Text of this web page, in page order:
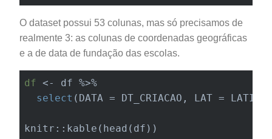
O dataset possui 53 colunas, mas só precisamos de
realmente 3: as colunas de coordenadas geográficas
e a de data de fundação das escolas.
df <- df %>%
select (DATA = DT_CRIACAO, LAT =
knitr::kable(head(df))